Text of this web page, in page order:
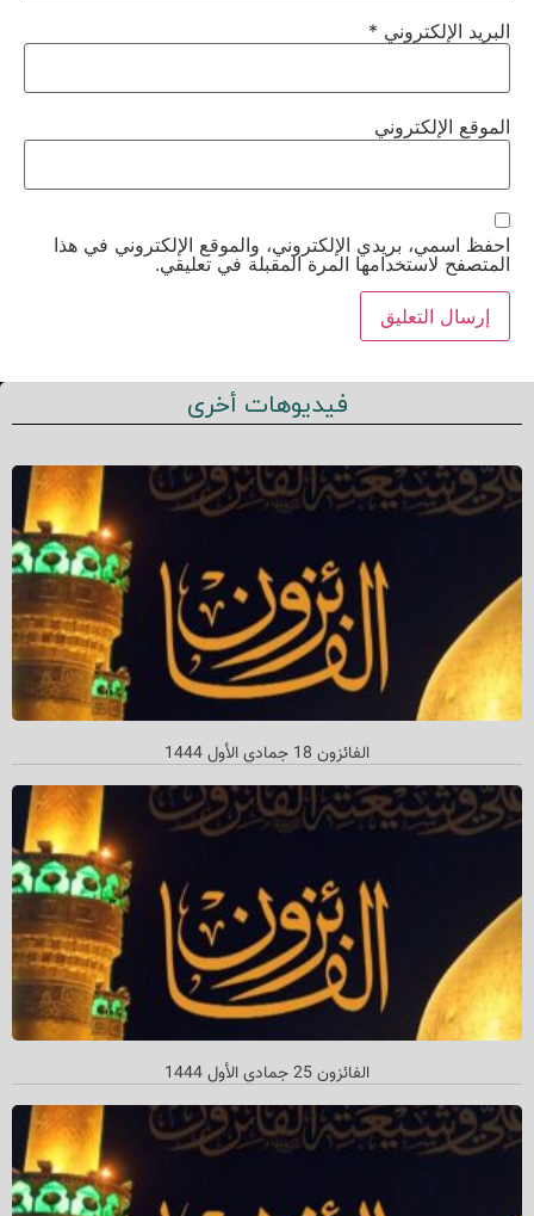
البريد الإلكتروني *
الموقع الإلكتروني
احفظ اسمي، بريدي الإلكتروني، والموقع الإلكتروني في هذا
المتصفح لاستخدامها المرة المقبلة في تعليقي.
فيديوهات أخرى
الفائزون 18 جمادي الأول 1444
الفائزون 25 جمادي الأول 1444